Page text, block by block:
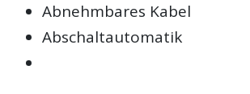
Abnehmbares Kabel
Abschaltautomatik